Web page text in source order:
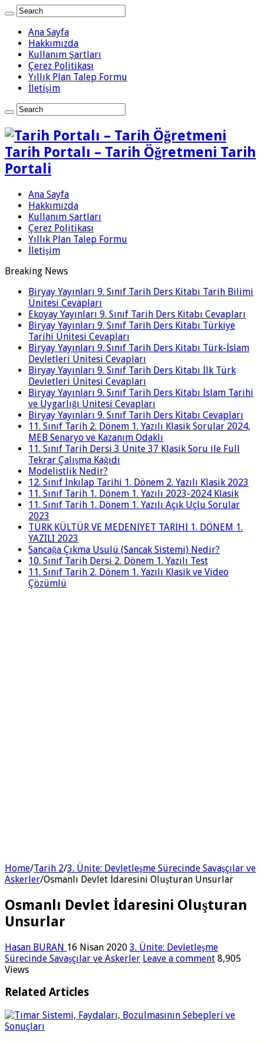
Ana Sayfa
Hakkımızda
Kullanım Şartları
Çerez Politikası
Yıllık Plan Talep Formu
İletişim
Tarih Portalı – Tarih Öğretmeni Tarih
Portali
Ana Sayfa
Hakkımızda
Kullanım Şartları
Çerez Politikası
Yıllık Plan Talep Formu
İletişim
Breaking News
Biryay Yayınları 9. Sınıf Tarih Ders Kitabı Tarih Bilimi
Ünitesi Cevapları
Ekoyay Yayınları 9. Sınıf Tarih Ders Kitabı Cevapları
Biryay Yayınları 9. Sınıf Tarih Ders Kitabı Türkiye
Tarihi Ünitesi Cevapları
Biryay Yayınları 9. Sınıf Tarih Ders Kitabı Türk-İslam
Devletleri Ünitesi Cevapları
Biryay Yayınları 9. Sınıf Tarih Ders Kitabı İlk Türk
Devletleri Ünitesi Cevapları
Biryay Yayınları 9. Sınıf Tarih Ders Kitabı İslam Tarihi
ve Uygarlığı Ünitesi Cevapları
Biryay Yayınları 9. Sınıf Tarih Ders Kitabı Cevapları
11. Sınıf Tarih 2. Dönem 1. Yazılı Klasik Sorular 2024,
MEB Senaryo ve Kazanım Odaklı
11. Sınıf Tarih Dersi 3 Ünite 37 Klasik Soru ile Full
Tekrar Çalışma Kağıdı
Modelistlik Nedir?
12. Sınıf İnkılap Tarihi 1. Dönem 2. Yazılı Klasik 2023
11. Sınıf Tarih 1. Dönem 1. Yazılı 2023-2024 Klasik
11. Sınıf Tarih 1. Dönem 1. Yazılı Açık Uçlu Sorular
2023
TÜRK KÜLTÜR VE MEDENİYET TARİHİ 1. DÖNEM 1.
YAZILI 2023
Sancağa Çıkma Usulü (Sancak Sistemi) Nedir?
10. Sınıf Tarih Dersi 2. Dönem 1. Yazılı Test
11. Sınıf Tarih 2. Dönem 1. Yazılı Klasik ve Video
Çözümlü
Home/Tarih 2/3. Ünite: Devletleşme Sürecinde Savaşçılar ve
Askerler/Osmanlı Devlet İdaresini Oluşturan Unsurlar
Osmanlı Devlet İdaresini Oluşturan
Unsurlar
Hasan BURAN 16 Nisan 2020 3. Ünite: Devletleşme
Sürecinde Savaşçılar ve Askerler Leave a comment 8,905
Views
Related Articles